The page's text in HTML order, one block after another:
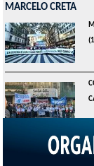
MARCELO CRETA